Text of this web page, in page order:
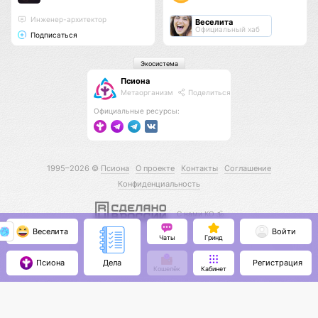
Инженер-архитектор
Подписаться
Веселита
Официальный хаб
Псиона
Метаорганизм Поделиться
Официальные ресурсы:
Экосистема
1995–2026 © Псиона О проекте Контакты
Соглашение
Конфиденциальность
С нами КО 🕉️
Веселита
Псиона Дела
Чаты Гринд
Кошелёк Кабинет
Войти
Регистрация